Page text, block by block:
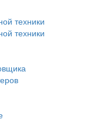
техники
техники